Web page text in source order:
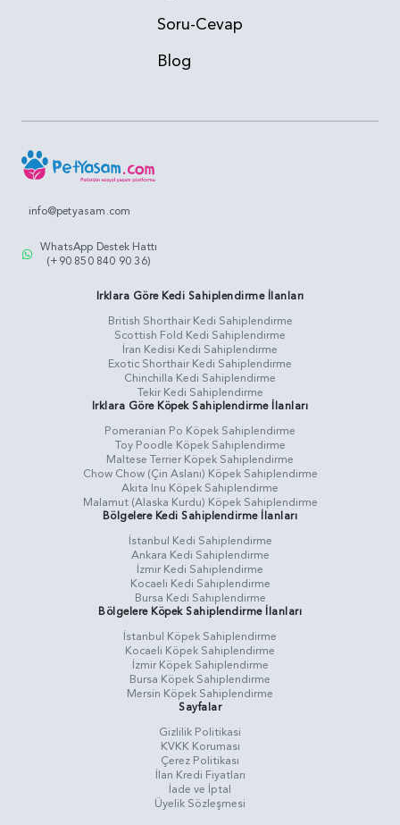
Soru-Cevap
Blog
info@petyasam.com
WhatsApp Destek Hattı
(+90 850 840 90 36)
Irklara Göre Kedi Sahiplendirme İlanları
British Shorthair Kedi Sahiplendirme
Scottish Fold Kedi Sahiplendirme
İran Kedisi Kedi Sahiplendirme
Exotic Shorthair Kedi Sahiplendirme
Chinchilla Kedi Sahiplendirme
Tekir Kedi Sahiplendirme
Irklara Göre Köpek Sahiplendirme İlanları
Pomeranian Po Köpek Sahiplendirme
Toy Poodle Köpek Sahiplendirme
Maltese Terrier Köpek Sahiplendirme
Chow Chow (Çin Aslanı) Köpek Sahiplendirme
Akita Inu Köpek Sahiplendirme
Malamut (Alaska Kurdu) Köpek Sahiplendirme
Bölgelere Kedi Sahiplendirme İlanları
İstanbul Kedi Sahiplendirme
Ankara Kedi Sahiplendirme
İzmir Kedi Sahiplendirme
Kocaeli Kedi Sahiplendirme
Bursa Kedi Sahiplendirme
Bölgelere Köpek Sahiplendirme İlanları
İstanbul Köpek Sahiplendirme
Kocaeli Köpek Sahiplendirme
İzmir Köpek Sahiplendirme
Bursa Köpek Sahiplendirme
Mersin Köpek Sahiplendirme
Sayfalar
Gizlilik Politikasi
KVKK Koruması
Çerez Politikası
İlan Kredi Fiyatları
İade ve İptal
Üyelik Sözleşmesi